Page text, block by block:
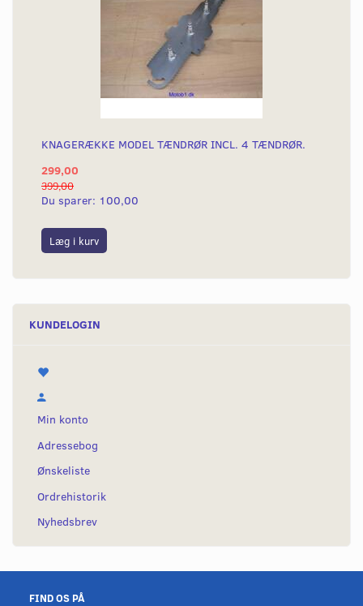
KNAGERÆKKE MODEL TÆNDRØR INCL. 4 TÆNDRØR.
299,00
399,00
Du sparer: 100,00
Læg i kurv
KUNDELOGIN
Min konto
Adressebog
Ønskeliste
Ordrehistorik
Nyhedsbrev
FIND OS PÅ